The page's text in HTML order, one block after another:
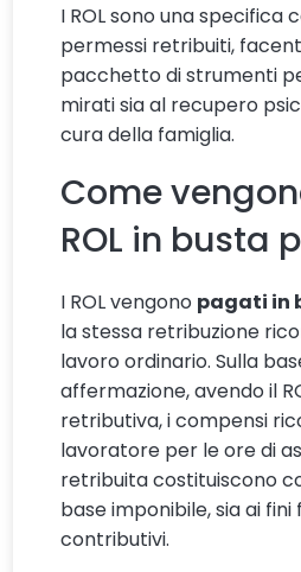
I ROL sono una specifica
permessi retribuiti,
pacchetto di strumenti
mirati sia al recupero
cura della famiglia.
Come
ROL in busta
I ROL vengono pagati in
la stessa retribuzione
lavoro ordinario. Sulla
affermazione, avendo il
retributiva, i compensi
lavoratore per le ore di
retribuita costituiscono
base imponibile, sia ai fini
contributivi.